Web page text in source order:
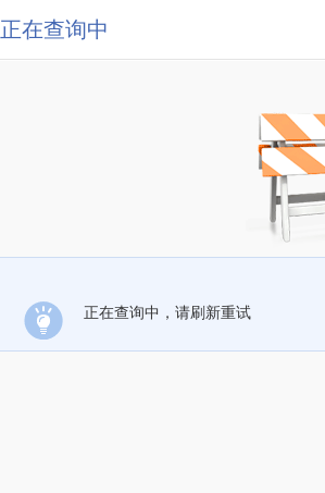
正在查询中
正在查询中，请刷新重试